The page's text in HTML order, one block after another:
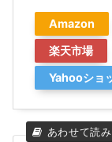
Amazon
楽天市場
Yahooショ